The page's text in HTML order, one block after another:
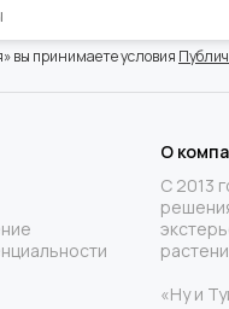
вы принимаете условия
О
С 2013
«Ну и